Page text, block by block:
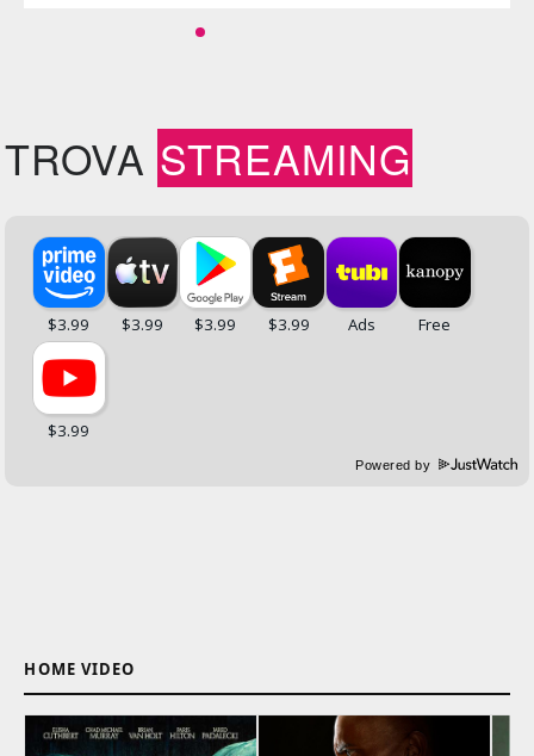
TROVA STREAMING
Powered by
HOME VIDEO